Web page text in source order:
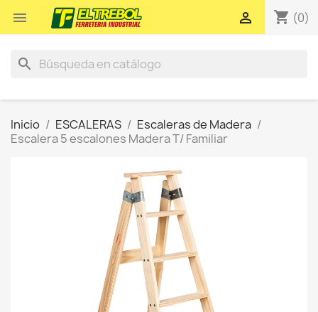
 shopping_cart (0)

search
Inicio ESCALERAS
Escaleras de Madera
Escalera 5 escalones Madera T/ Familiar